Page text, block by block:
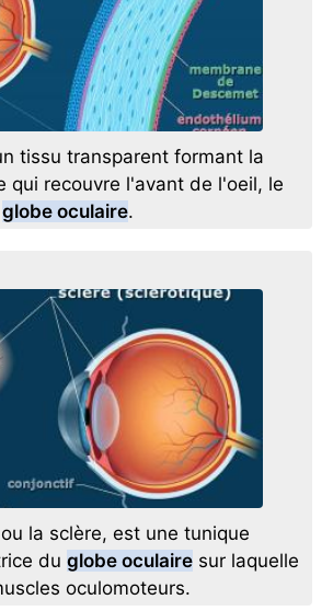
tissu transparent formant la
qui recouvre l'avant de l'oeil, le
globe oculaire.
la sclère, est une tunique
duglobe oculaire sur laquelle
oculomoteurs.